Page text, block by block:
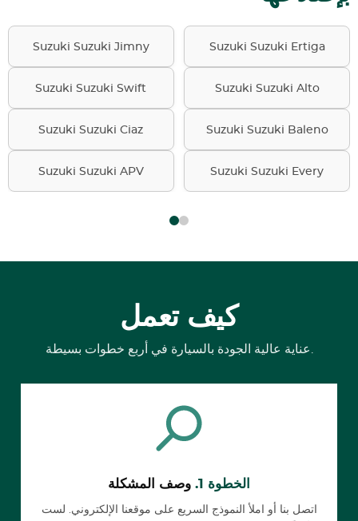
Suzuki Suzuki Jimny Suzuki Suzuki Ertiga
Suzuki Suzuki Swift Suzuki Suzuki Alto
Suzuki Suzuki Ciaz Suzuki Suzuki Baleno
Suzuki Suzuki APV Suzuki Suzuki Every
كيف تعمل
الخطوة 1. وصف المشكلة
اتصل بنا أو املأ النموذج السريع على موقعنا الإلكتروني. لست